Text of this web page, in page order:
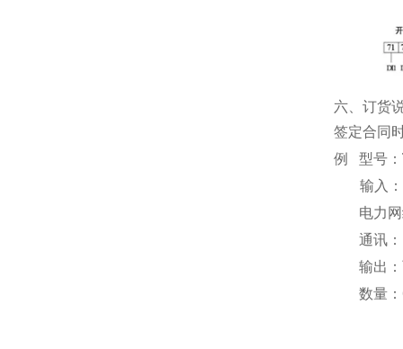
六、订货
签定合同
例
型号：
输入：
电力
通讯：
输出
数量：